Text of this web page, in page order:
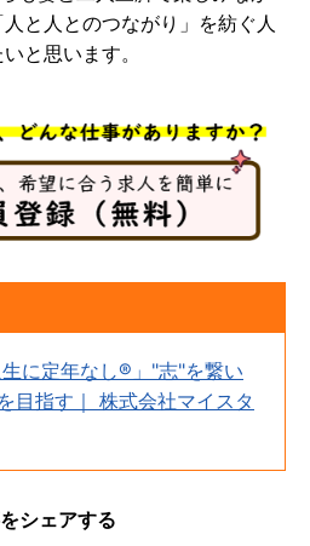
と人とのつながり」を紡ぐ人
と思います。
生に定年なし®」"志"を繋い
目指す｜ 株式会社マイスタ
シェアする